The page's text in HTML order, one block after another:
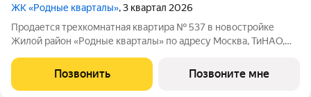
ЖК «Родные кварталы», 3 квартал 2026
Продается трехкомнатная квартира № 537 в новостройке
Жилой район «Родные кварталы» по адресу Москва, ТиНАО,
Родные Кварталы, 3.5, район Внуково, Новомосковский
административный округ, Москва. Общая
Позвонить Позвоните мне